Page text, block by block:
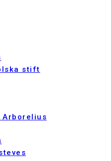
stift
Arborelius